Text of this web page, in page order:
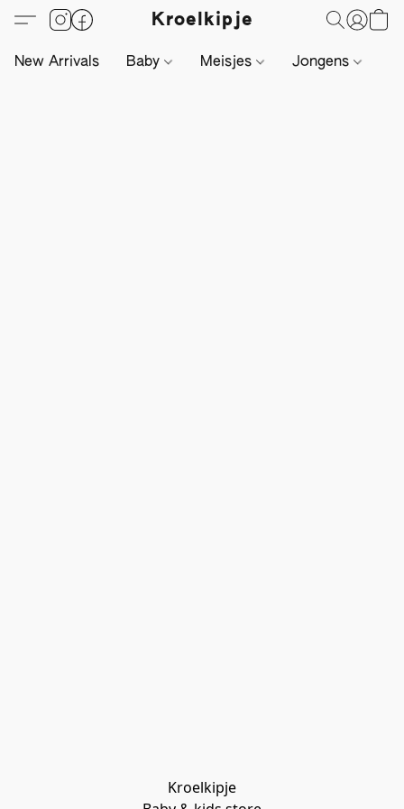
Kroelkipje
New Arrivals Baby Meisjes Jongens
Kroelkipje